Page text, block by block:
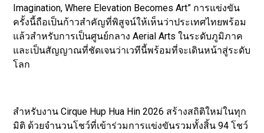
Imagination, Where Elevation Becomes Art” การแข่งขัน
ครั้งนี้ถือเป็นก้าวสำคัญที่พิสูจน์ให้เห็นว่าประเทศไทยพร้อม
แล้วสำหรับการเป็นศูนย์กลาง Aerial Arts ในระดับภูมิภาค
และเป็นสัญญาณที่ชัดเจนว่าเวทีนี้พร้อมที่จะเดินหน้าสู่ระดับ
โลก
สำหรับงาน Cirque Hup Hua Hin 2026 สร้างสถิติใหม่ในทุก
มิติ ด้วยจำนวนโชว์ที่เข้าร่วมการแข่งขันรวมทั้งสิ้น 94 โชว์